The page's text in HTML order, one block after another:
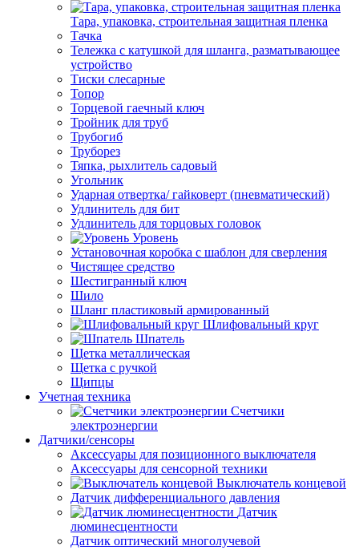
Тара, упаковка, строительная защитная пленка
Тачка
Тележка с катушкой для шланга, разматывающее
устройство
Тиски слесарные
Топор
Торцевой гаечный ключ
Тройник для труб
Трубогиб
Труборез
Тяпка, рыхлитель садовый
Угольник
Ударная отвертка/ гайковерт (пневматический)
Удлинитель для бит
Удлинитель для торцовых головок
Уровень
Установочная коробка с шаблон для сверления
Чистящее средство
Шестигранный ключ
Шило
Шланг пластиковый армированный
Шлифовальный круг
Шпатель
Щетка металлическая
Щетка с ручкой
Щипцы
Учетная техника
Счетчики
электроэнергии
Датчики/сенсоры
Аксессуары для позиционного выключателя
Аксессуары для сенсорной техники
Выключатель концевой
Датчик дифференциального давления
Датчик
люминесцентности
Датчик оптический многолучевой